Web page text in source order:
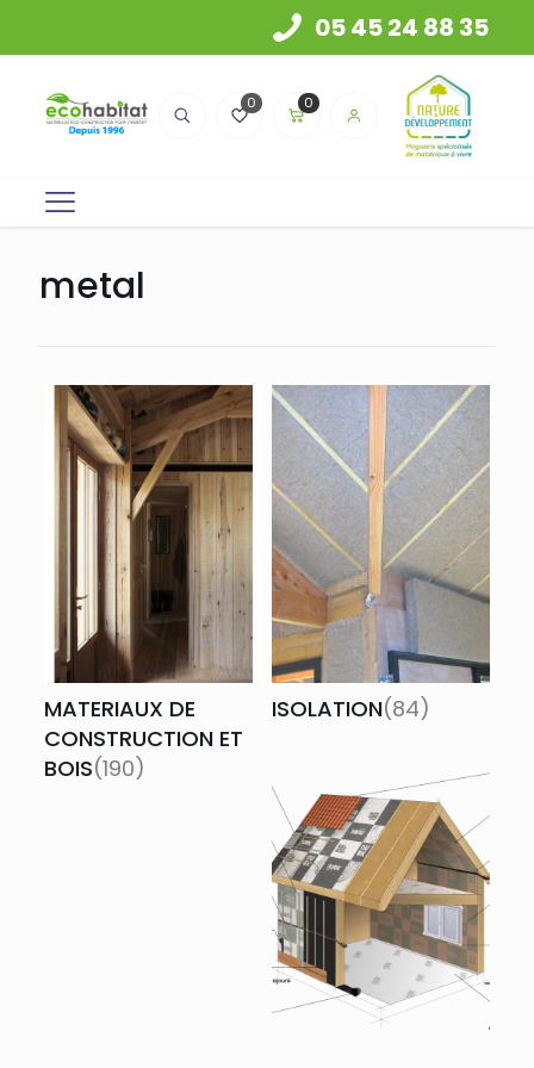
05 45 24 88 35
0 0
metal
MATERIAUX DE
CONSTRUCTION ET
BOIS(190)
ISOLATION(84)